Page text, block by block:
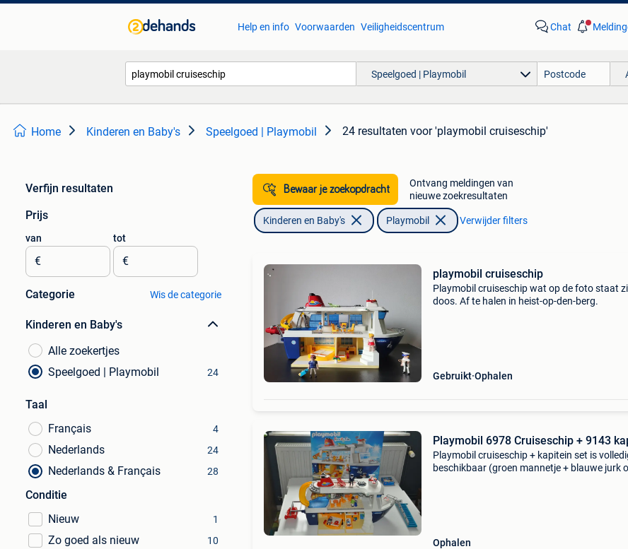
Help en info Voorwaarden Veiligheidscentrum Chat
Speelgoed | Playmobil
Home Kinderen en Baby's Speelgoed | Playmobil 24 resultaten voor 'playmobil cruiseschip'
Verfijn resultaten
Prijs
van
€
tot
€
Categorie Wis de categorie
Kinderen en Baby's
Alle zoekertjes
Speelgoed | Playmobil
24
Taal
Français
4
Nederlands 24
Nederlands & Français 28
Conditie
Nieuw
1
Zo goed als nieuw 10
Bewaar je zoekopdracht
Ontvang meldingen van
nieuwe zoekresultaten
Kinderen en Baby's Playmobil Verwijder filters
playmobil cruiseschip
Playmobil cruiseschip wat op de foto staat
doos. Af te halen in heist-op-den-berg.
Gebruikt Ophalen
Playmobil 6978 Cruiseschip + 9143
Playmobil cruiseschip + kapitein set is
beschikbaar (groen mannetje + blauwe jurk
Ophalen